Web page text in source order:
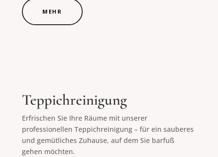
MEHR
Teppichreinigung
Erfrischen Sie Ihre Räume mit unserer
professionellen Teppichreinigung – für ein sauberes
und gemütliches Zuhause, auf dem Sie barfuß
gehen möchten.